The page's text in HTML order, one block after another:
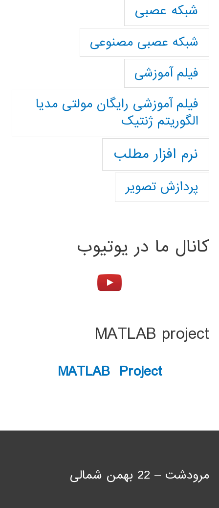
شبکه عصبی
شبکه عصبی مصنوعی
فیلم آموزشی
فیلم آموزشی رایگان مولتی مدیا
الگوریتم ژنتیک
نرم افزار مطلب
پردازش تصویر
کانال ما در یوتیوب
MATLAB project
MATLAB Project
مرودشت – 22 بهمن شمالی